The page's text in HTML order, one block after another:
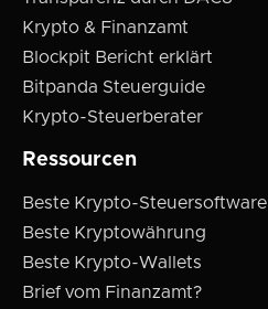
Krypto & Finanzamt
Blockpit Bericht erklärt
Bitpanda Steuerguide
Krypto-Steuerberater
Ressourcen
Beste Krypto-Steuersoftware
Beste Kryptowährung
Beste Krypto-Wallets
Brief vom Finanzamt?